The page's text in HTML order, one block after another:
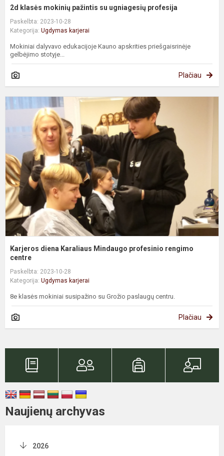
2d klasės mokinių pažintis su ugniagesių profesija
Paskelbta: 2023-10-28
Kategorija: Ugdymas karjerai
Mokiniai dalyvavo edukacijoje Kauno apskrities priešgaisrinėje
gelbėjimo stotyje...
Plačiau
Karjeros diena Karaliaus Mindaugo profesinio rengimo
centre
Paskelbta: 2023-10-28
Kategorija: Ugdymas karjerai
8e klasės mokiniai susipažino su Grožio paslaugų centru.
Plačiau
Naujienų archyvas
2026